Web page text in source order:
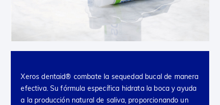
Xeros dentaid® combate la sequedad bucal de manera
efectiva. Su fórmula específica hidrata la boca y ayuda
a la producción natural de saliva, proporcionando un